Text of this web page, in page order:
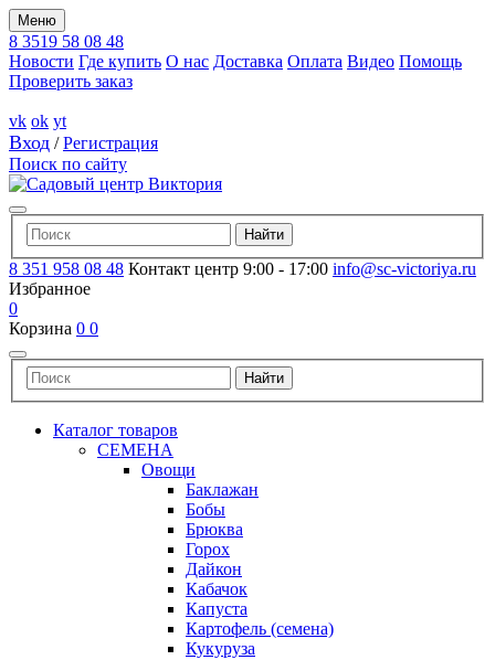
Меню
8 3519 58 08 48
Новости Где купить О нас Доставка Оплата Видео Помощь
Проверить заказ
vk ok yt
Вход /Регистрация
Поиск по сайту
8 351 958 08 48 Контакт центр 9:00 - 17:00 info@sc-victoriya.ru
Избранное
0
Корзина 0 0
Каталог товаров
СЕМЕНА
Овощи
Баклажан
Бобы
Брюква
Горох
Дайкон
Кабачок
Капуста
Картофель (семена)
Кукуруза